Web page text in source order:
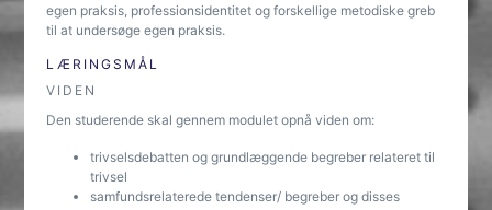
egen praksis, professionsidentitet og forskellige metodiske greb
til at undersøge egen praksis.
LÆRINGSMÅL
VIDEN
Den studerende skal gennem modulet opnå viden om:
trivselsdebatten og grundlæggende begreber relateret til
trivsel
samfundsrelaterede tendenser/ begreber og disses